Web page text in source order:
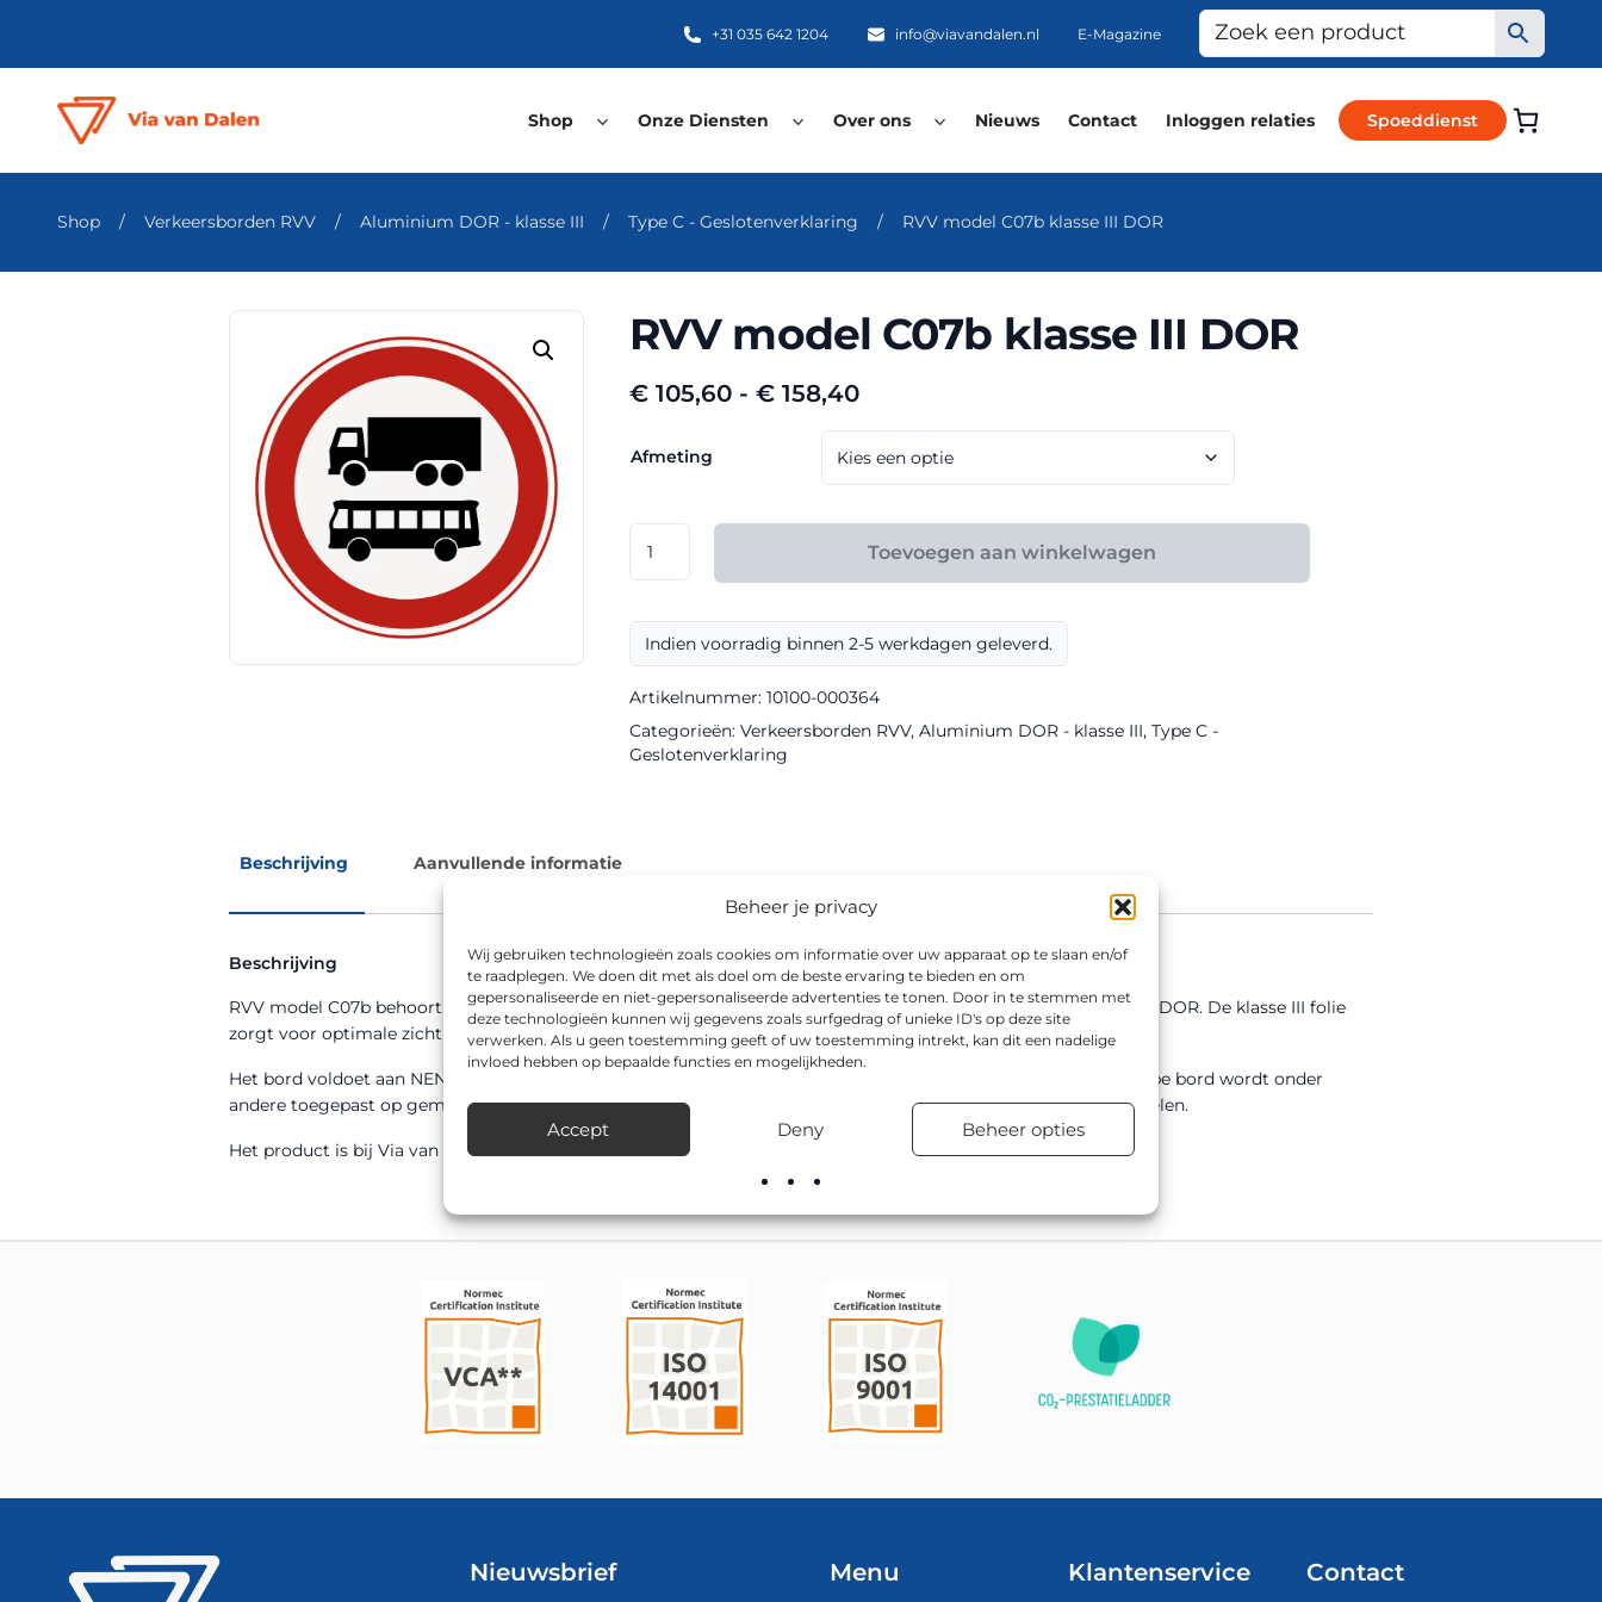
Beheer je privacy
Wij gebruiken technologieën zoals cookies om informatie over uw apparaat op te slaan en/of
te raadplegen. We doen dit met als doel om de beste ervaring te bieden en om
gepersonaliseerde en niet-gepersonaliseerde advertenties te tonen. Door in te stemmen met
deze technologieën kunnen wij gegevens zoals surfgedrag of unieke ID's op deze site
verwerken. Als u geen toestemming geeft of uw toestemming intrekt, kan dit een nadelige
invloed hebben op bepaalde functies en mogelijkheden.
Accept Deny Beheer opties
+31 035 642 1204 info@viavandalen.nl E-Magazine
Shop Onze Diensten Over ons Nieuws Contact Inloggen relaties Spoeddienst
Shop / Verkeersborden RVV / Aluminium DOR - klasse III / Type C - Geslotenverklaring / RVV model C07b klasse III DOR
RVV model C07b klasse III DOR
€ 105,60 - € 158,40Prijsklasse:
€ 105,60
tot
€ 158,40
Afmeting
model
klasse
aantal
Toevoegen aan winkelwagen
Indien voorradig binnen 2-5 werkdagen geleverd.
Artikelnummer: 10100-000364
Categorieën: Verkeersborden RVV, Aluminium DOR - klasse III, Type C -
Geslotenverklaring
Beschrijving Aanvullende informatie
Beschrijving
RVV model C07b behoort tot de RVV-borden van Via van Dalen en is als geslotenverklaringsbord uitgevoerd in DOR. De klasse III folie
zorgt voor optimale zichtbaarheid, zowel overdag als ’s nachts.
Het bord voldoet aan NEN 12899-1 en is CE-gecertificeerd, en is leverbaar in o.a. Ø 600mm en Ø 800mm. Dit type bord wordt onder
andere toegepast op gemeentelijke wegen, bedrijventerreinen, in woonwijken en bij tijdelijke verkeersmaatregelen.
Het product is bij Via van Dalen uit voorraad leverbaar, inclusief advies over de juiste bevestigingsmaterialen.
Nieuwsbrief Menu Klantenservice Contact